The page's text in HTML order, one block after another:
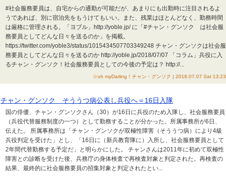
#社会服務要員は、自宅からの通勤が可能だが、あまりにも出勤時に注目されるよ
うであれば、別に宿泊先をもうけてもいい。また、残業はほとんどなく、勤務時間
は厳格に管理される。「ヨブル」http://yoble.jp/ に「#チャン・グンソク は社会服
務要員としてどんな日々を送るのか」を掲載。
https://twitter.com/yoble3/status/1015434507703349248 チャン・グンソクは社会服
務要員としてどんな日々を送るのか http://yoble.jp/2018/07/07 「コラム」兵役に入
るチャン・グンソク！社会服務要員としての今後の予定は？ http://...
☆oh myDarling！チャン・グンソク | 2018.07.07 Sat 13:23
チャン・グンソク そううつ病公表し兵役へ＝16日入隊
国の俳優、チャン・グンソクさん（30）が16日に兵役のため入隊し、社会服務要員
（兵役代替服務制度の一つ）として勤務することが分かった。所属事務所が6日、
伝えた。 所属事務所は「チャン・グンソクが双極性障害（そううつ病）により4級
兵役判定を受けた」とし、「16日に（新兵教育隊に）入所し、社会服務要員として
2年間代替勤務する予定だ」と明らかにした。 チャンさんは2011年に初めて双極性
障害との診断を受けた後、兵務庁の身体検査で再検査対象と判定された。再検査の
結果、最終的に社会服務要員の招集対象と判定されたとい...